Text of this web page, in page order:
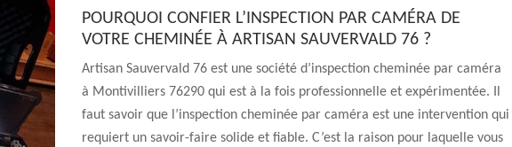
POURQUOI CONFIER L’INSPECTION PAR CAMÉRA DE
VOTRE CHEMINÉE À ARTISAN SAUVERVALD 76 ?
Artisan Sauvervald 76 est une société d’inspection cheminée par caméra
à Montivilliers 76290 qui est à la fois professionnelle et expérimentée. Il
faut savoir que l’inspection cheminée par caméra est une intervention qui
requiert un savoir-faire solide et fiable. C’est la raison pour laquelle vous